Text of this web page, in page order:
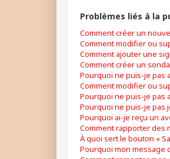
Problèmes liés à la
Comment créer un
Comment modifier ou
Comment ajouter une
Comment créer un
Pourquoi ne puis-je pas
Comment modifier ou
Pourquoi ne puis-je pas
Pourquoi ne puis-je pas
Pourquoi ai-je reçu un
Comment rapporter des
À quoi sert le bouton «
Pourquoi mon message